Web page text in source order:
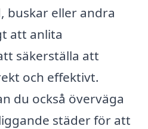
buskar eller andra
att anlita
säkerställa att
och effektivt.
du också överväga
städer för att